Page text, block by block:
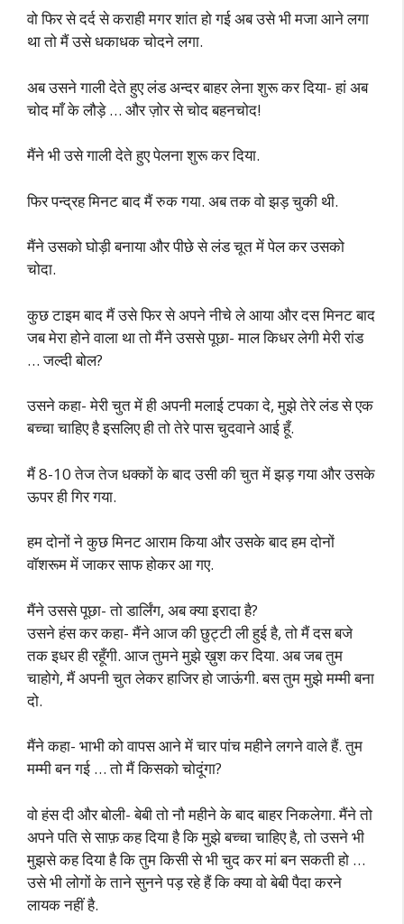
वो फिर से दर्द से कराही मगर शांत हो गई अब उसे भी मजा आने लगा
था तो मैं उसे धकाधक चोदने लगा.
अब उसने गाली देते हुए लंड अन्दर बाहर लेना शुरू कर दिया- हां अब
चोद माँ के लौड़े … और ज़ोर से चोद बहनचोद!
मैंने भी उसे गाली देते हुए पेलना शुरू कर दिया.
फिर पन्द्रह मिनट बाद मैं रुक गया. अब तक वो झड़ चुकी थी.
मैंने उसको घोड़ी बनाया और पीछे से लंड चूत में पेल कर उसको
चोदा.
कुछ टाइम बाद मैं उसे फिर से अपने नीचे ले आया और दस मिनट बाद
जब मेरा होने वाला था तो मैंने उससे पूछा- माल किधर लेगी मेरी रांड
… जल्दी बोल?
उसने कहा- मेरी चुत में ही अपनी मलाई टपका दे, मुझे तेरे लंड से एक
बच्चा चाहिए है इसलिए ही तो तेरे पास चुदवाने आई हूँ.
मैं 8-10 तेज तेज धक्कों के बाद उसी की चुत में झड़ गया और उसके
ऊपर ही गिर गया.
हम दोनों ने कुछ मिनट आराम किया और उसके बाद हम दोनों
वॉशरूम में जाकर साफ होकर आ गए.
मैंने उससे पूछा- तो डार्लिंग, अब क्या इरादा है?
उसने हंस कर कहा- मैंने आज की छुट्टी ली हुई है, तो मैं दस बजे
तक इधर ही रहूँगी. आज तुमने मुझे ख़ुश कर दिया. अब जब तुम
चाहोगे, मैं अपनी चुत लेकर हाजिर हो जाऊंगी. बस तुम मुझे मम्मी बना
दो.
मैंने कहा- भाभी को वापस आने में चार पांच महीने लगने वाले हैं. तुम
मम्मी बन गई … तो मैं किसको चोदूंगा?
वो हंस दी और बोली- बेबी तो नौ महीने के बाद बाहर निकलेगा. मैंने तो
अपने पति से साफ़ कह दिया है कि मुझे बच्चा चाहिए है, तो उसने भी
मुझसे कह दिया है कि तुम किसी से भी चुद कर मां बन सकती हो …
उसे भी लोगों के ताने सुनने पड़ रहे हैं कि क्या वो बेबी पैदा करने
लायक नहीं है.